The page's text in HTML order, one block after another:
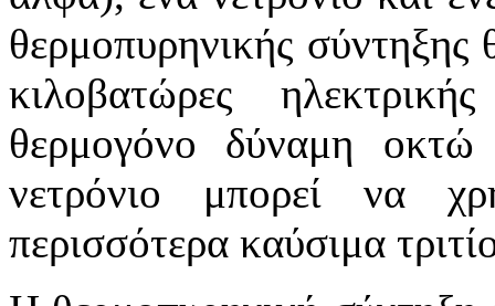
θερμοπυρηνικής
κιλοβατώρες
θερμογόνο δύναμη
νετρόνιο μπορεί να
περισσότερα καύσιμα